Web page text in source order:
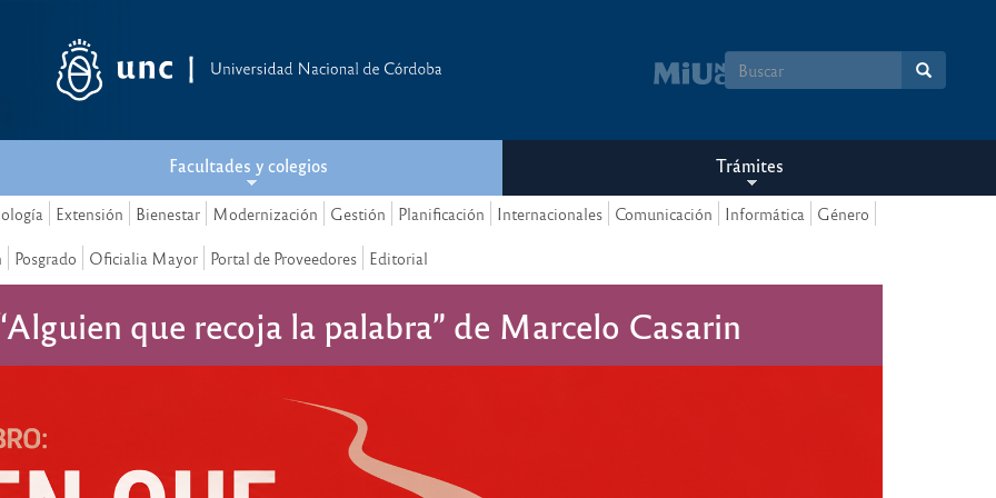
Formulario
búsqueda
Facultades y colegios Trámites
Extensión Bienestar Modernización Gestión Planificación Internacionales Comunicación Informática Género
Posgrado Oficialia Mayor Portal de Proveedores Editorial
que recoja la palabra” de Marcelo Casarin